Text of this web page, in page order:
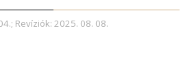
Revíziók: 2025. 08. 08.